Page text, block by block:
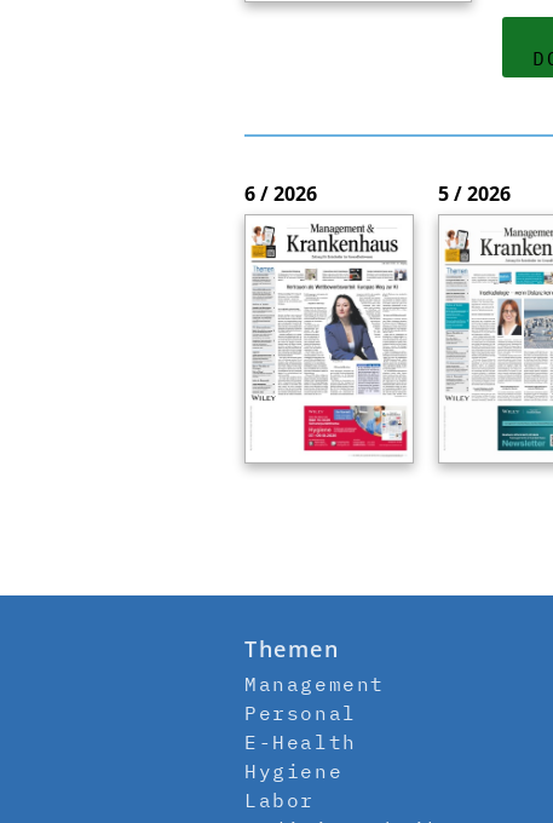
6 / 2026 5 / 2026
Themen
Management
Personal
E-Health
Hygiene
Labor